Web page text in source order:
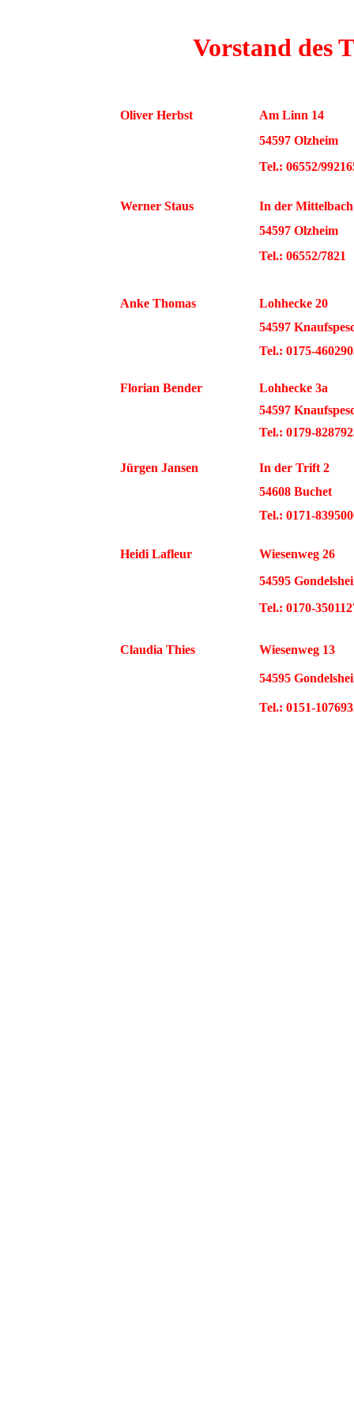
Vorstand des
Oliver Herbst
Am Linn 14
54597 Olzheim
Tel.: 06552/
Werner Staus
In der Mittelbach
54597 Olzheim
Tel.: 06552/7821
Anke Thomas
Lohhecke 20
54597
Tel.: 0175-
Florian Bender
Lohhecke 3a
54597
Tel.: 0179-
Jürgen Jansen
In der Trift 2
54608 Buchet
Tel.: 0171-
Heidi Lafleur
Wiesenweg 26
54595
Tel.: 0170-
Claudia Thies Wiesenweg 13
54595
Tel.: 0151-